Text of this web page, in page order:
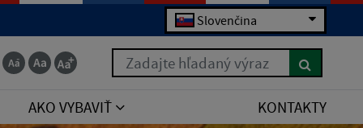
Slovenčina
Zadajte hľadaný výraz
AKO VYBAVIŤ KONTAKTY